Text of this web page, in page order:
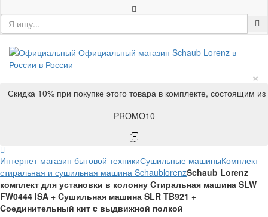
×
Скидка 10% при покупке этого товара в комплекте, состоящим
PROMO10
Интернет-магазин бытовой техникиСушильные машиныКомплект
стиральная и сушильная машина SchaublorenzSchaub Lorenz
комплект для установки в колонну Cтиральная машина SLW
FW0444 ISA + Cушильная машина SLR TB921 +
Cоединительный кит c выдвижной полкой